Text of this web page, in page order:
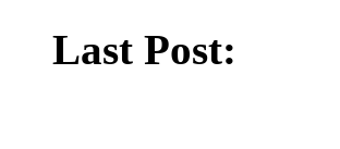
Last Post: